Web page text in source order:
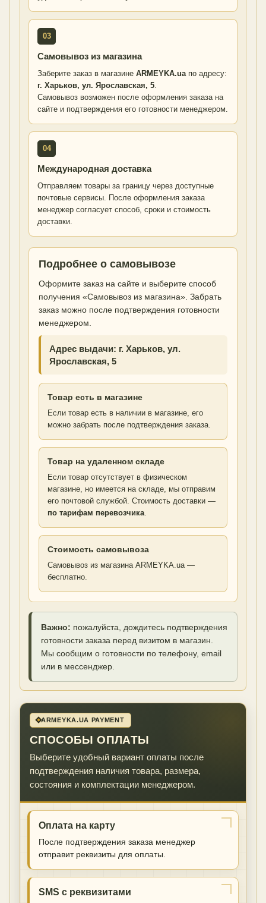
03
Самовывоз из магазина
Заберите заказ в магазине ARMEYKA.ua по адресу:
г. Харьков, ул. Ярославская, 5
Самовывоз возможен после оформления заказа на
сайте и подтверждения его готовности менеджером.
04
Международная доставка
Отправляем товары за границу через доступные
почтовые сервисы. После оформления заказа
менеджер согласует способ, сроки и стоимость
доставки.
Подробнее о самовывозе
Оформите заказ на сайте и выберите способ
получения «Самовывоз из магазина». Забрать
заказ можно после подтверждения готовности
менеджером.
Адрес выдачи: г. Харьков, ул.
Ярославская, 5
Товар есть в магазине
Если товар есть в наличии в магазине, его
можно забрать после подтверждения заказа.
Товар на удаленном складе
Если товар отсутствует в физическом
магазине, но имеется на складе, мы отправим
его почтовой службой. Стоимость доставки —
по тарифам перевозчика
Стоимость самовывоза
Самовывоз из магазина ARMEYKA.ua —
бесплатно.
Важно: пожалуйста, дождитесь подтверждения
готовности заказа перед визитом в магазин.
Мы сообщим о готовности по телефону, email
или в мессенджер.
ARMEYKA.UA PAYMENT
СПОСОБЫ ОПЛАТЫ
Выберите удобный вариант оплаты после
подтверждения наличия товара, размера,
состояния и комплектации менеджером.
Оплата на карту
После подтверждения заказа менеджер
отправит реквизиты для оплаты.
SMS с реквизитами